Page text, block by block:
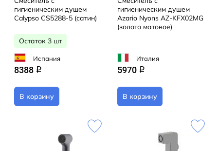
гигиеническим душем
Calypso CS5288-5 (сатин)
Остаток 3 шт
Испания
8388 q
В корзину
гигиеническим душем
Azario Nyons AZ-KFX02MG
(золото матовое)
Италия
5970 q
В корзину